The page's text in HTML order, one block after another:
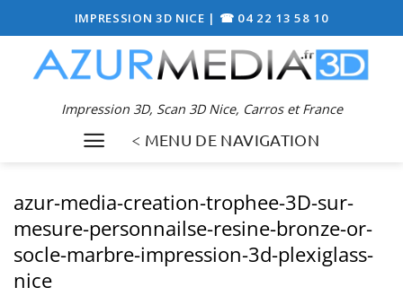
au
contenu
IMPRESSION 3D NICE | ☎ 04 22 13 58 10
Impression 3D, Scan 3D Nice, Carros et France
< MENU DE NAVIGATION
azur-media-creation-trophee-3D-sur-
mesure-personnailse-resine-bronze-or-
socle-marbre-impression-3d-plexiglass-
nice